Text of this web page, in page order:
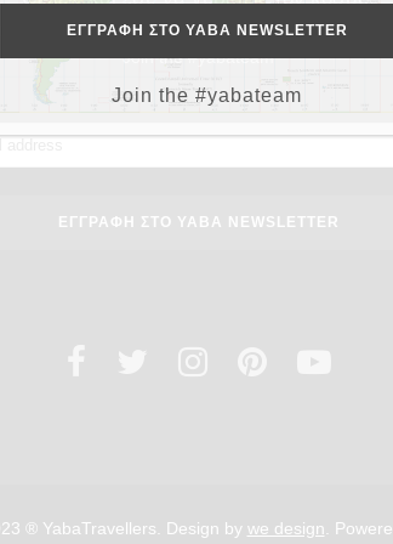
ταξιδιωτικά tips, προορισμούς και
Join the #yabateam
® YabaTravellers. Design by we design .
Join the #yabateam